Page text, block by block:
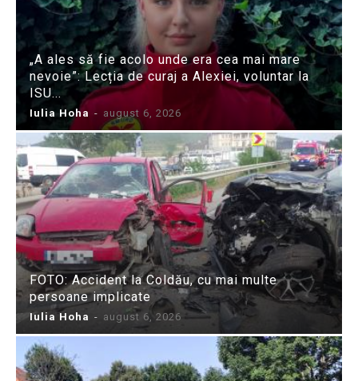
„A ales să fie acolo unde era cea mai mare
nevoie”: Lecția de curaj a Alexiei, voluntar la
ISU...
Iulia Hoha - august 6, 2026
FOTO: Accident la Coldău, cu mai multe
persoane implicate
Iulia Hoha - august 6, 2026